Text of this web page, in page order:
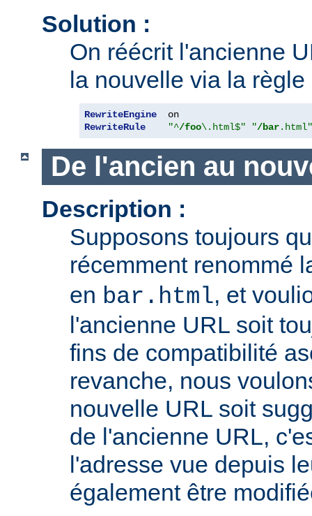
Solution :
On réécrit l'ancienne
la nouvelle via la règle
RewriteEngine
RewriteRule
"^/foo\.html$" "/bar.html"
De l'ancien au
Description :
Supposons toujours
récemment renommé
en bar.html, et
l'ancienne URL soit
fins de compatibilité
revanche, nous
nouvelle URL soit
de l'ancienne URL,
l'adresse vue depuis
également être